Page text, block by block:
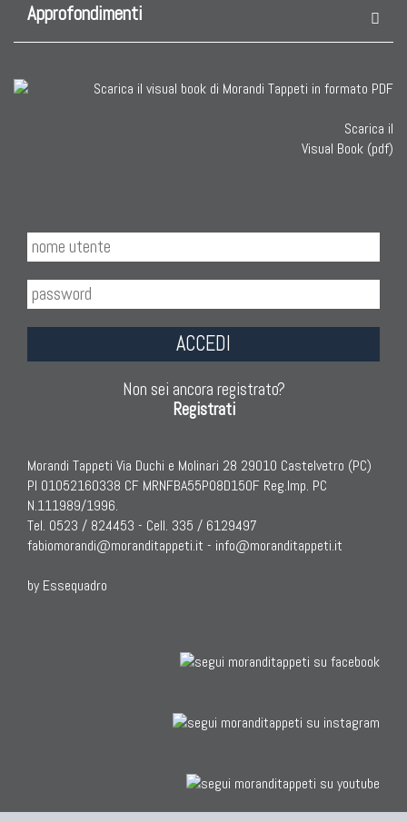
Approfondimenti
Scarica il
Visual Book (pdf)
ACCEDI
Non sei ancora registrato?
Registrati
Morandi Tappeti Via Duchi e Molinari 28 29010 Castelvetro (PC)
PI 01052160338 CF MRNFBA55P08D150F Reg.Imp. PC
N.111989/1996.
Tel. 0523 / 824453 - Cell. 335 / 6129497
fabiomorandi@moranditappeti.it - info@moranditappeti.it
by Essequadro